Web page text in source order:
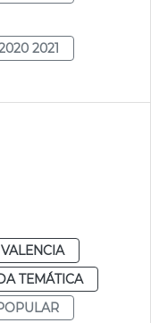
2021
VALENCIA
TEMÁTICA